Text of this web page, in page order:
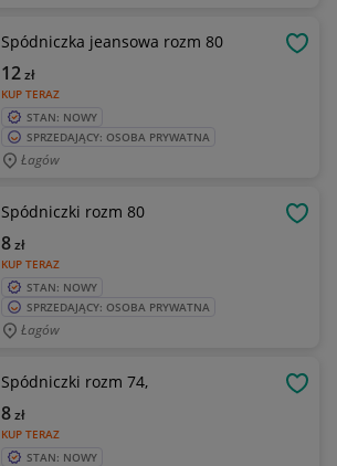
Spódniczka jeansowa rozm 80
KUP TERAZ
12zł
STAN: NOWY
SPRZEDAJĄCY: OSOBA PRYWATNA
Łagów
Spódniczki rozm 80
KUP TERAZ
8zł
STAN: NOWY
SPRZEDAJĄCY: OSOBA PRYWATNA
Łagów
Spódniczki rozm 74,
KUP TERAZ
8zł
STAN: NOWY